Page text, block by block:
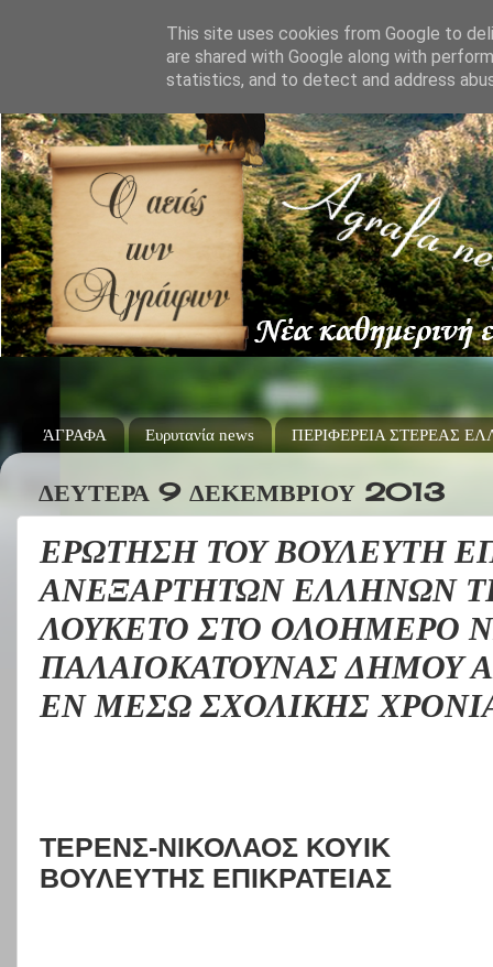
ΆΓΡΑΦΑ Ευρυτανία news ΠΕΡΙΦΕΡΕΙΑ ΣΤΕΡΕΑΣ
ΔΕΥΤΈΡΑ 9 ΔΕΚΕΜΒΡΊΟΥ 2013
ΕΡΩΤΗΣΗ ΤΟΥ ΒΟΥΛΕΥΤΗ
ΑΝΕΞΑΡΤΗΤΩΝ ΕΛΛΗΝΩΝ
ΛΟΥΚΕΤΟ ΣΤΟ ΟΛΟΗΜΕΡΟ
ΠΑΛΑΙΟΚΑΤΟΥΝΑΣ ΔΗΜΟΥ
ΕΝ ΜΕΣΩ ΣΧΟΛΙΚΗΣ
ΤΕΡΕΝΣ-ΝΙΚΟΛΑΟΣ ΚΟΥΙΚ
ΒΟΥΛΕΥΤΗΣ ΕΠΙΚΡΑΤΕΙΑΣ
This site uses cookies from Google to
are shared with Google along with
statistics, and to detect and address